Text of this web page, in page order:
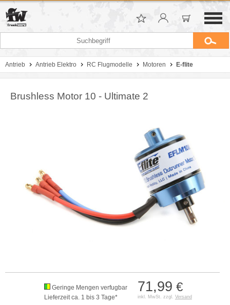
Antrieb Antrieb Elektro RC Flugmodelle Motoren E-flite
Brushless Motor 10 - Ultimate 2
71,99 €
inkl. MwSt. zzgl. Versand
Geringe Mengen verfugbar
Lieferzeit ca. 1 bis 3 Tage*